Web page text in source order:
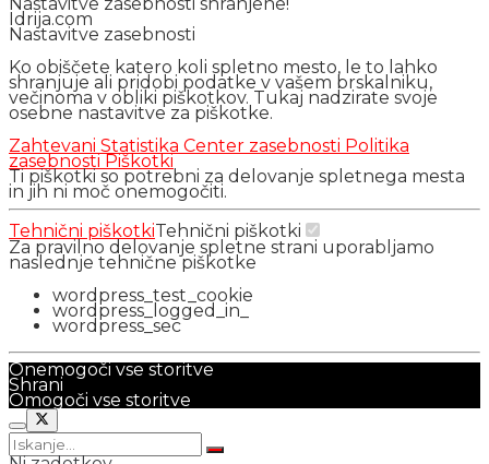
Idrija.com
Nastavitve zasebnosti
Ko obiščete katero koli spletno mesto, le to lahko
shranjuje ali pridobi podatke v vašem brskalniku,
večinoma v obliki piškotkov. Tukaj nadzirate svoje
osebne nastavitve za piškotke.
Zahtevani Statistika Center zasebnosti Politika
zasebnostiPiškotki
Ti piškotki so potrebni za delovanje spletnega mesta
in jih ni moč onemogočiti.
Tehnični piškotkiTehnični piškotki
Za pravilno delovanje spletne strani uporabljamo
naslednje tehnične piškotke
wordpress_test_cookie
wordpress_logged_in_
wordpress_sec
Onemogoči vse storitve
Shrani
Omogoči vse storitve